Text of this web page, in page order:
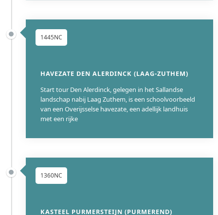
1445NC
HAVEZATE DEN ALERDINCK (LAAG-ZUTHEM)
Start tour Den Alerdinck, gelegen in het Sallandse
landschap nabij Laag Zuthem, is een schoolvoorbeeld
van een Overijsselse havezate, een adellijk landhuis
met een rijke
1360NC
KASTEEL PURMERSTEIJN (PURMEREND)